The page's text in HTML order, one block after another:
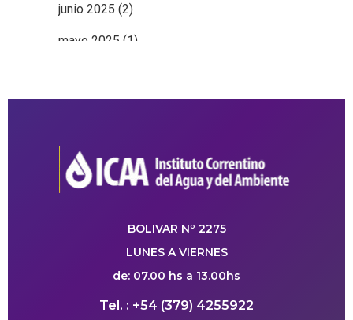
junio 2025 (2)
mayo 2025 (1)
BOLIVAR Nº 2275
LUNES A VIERNES
de: 07.00 hs a 13.00hs
Tel. : +54 (379) 4255922